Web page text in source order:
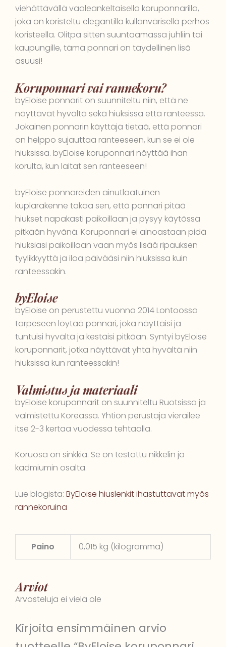
viehättävällä vaaleankeltaisella koruponnarilla,
joka on koristeltu elegantilla kullanvärisellä perhos
koristeella. Olitpa sitten suuntaamassa juhliin tai
kaupungille, tämä ponnari on täydellinen lisä
asuusi!
Koruponnari vai rannekoru?
byEloise ponnarit on suunniteltu niin, että ne
näyttävät hyvältä sekä hiuksissa että ranteessa.
Jokainen ponnarin käyttäjä tietää, että ponnari
on helppo sujauttaa ranteeseen, kun se ei ole
hiuksissa. byEloise koruponnari näyttää ihan
korulta, kun laitat sen ranteeseen!
byEloise ponnareiden ainutlaatuinen
kuplarakenne takaa sen, että ponnari pitää
hiukset napakasti paikoillaan ja pysyy käytössä
pitkään hyvänä. Koruponnari ei ainoastaan pidä
hiuksiasi paikoillaan vaan myös lisää ripauksen
tyylikkyyttä ja iloa päivääsi niin hiuksissa kuin
ranteessakin.
byEloise
byEloise on perustettu vuonna 2014 Lontoossa
tarpeseen löytää ponnari, joka näyttäisi ja
tuntuisi hyvältä ja kestäisi pitkään. Syntyi byEloise
koruponnarit, jotka näyttävät yhtä hyvältä niin
hiuksissa kun ranteessakin!
Valmistus ja materiaali
byEloise koruponnarit on suunniteltu Ruotsissa ja
valmistettu Koreassa. Yhtiön perustaja vierailee
itse 2-3 kertaa vuodessa tehtaalla.
Koruosa on sinkkiä. Se on testattu nikkelin ja
kadmiumin osalta.
Lue blogista: ByEloise hiuslenkit ihastuttavat myös
rannekoruina
Paino 0,015 kg (kilogramma)
Arviot
Arvosteluja ei vielä ole
Kirjoita ensimmäinen arvio